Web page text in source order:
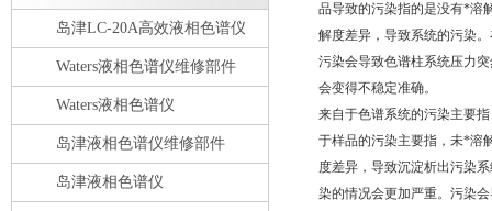
岛津LC-20A高效液相色谱仪
Waters液相色谱仪维修部件
Waters液相色谱仪
岛津液相色谱仪维修部件
岛津液相色谱仪
品导致的污染指的是没有*溶
解度差异，导致系统的污染
污染会导致色谱柱系统压力
会变得不稳定准确。
来自于色谱系统的污染主要
于样品的污染主要指，未*溶
度差异，导致沉淀析出污染
染的情况会更加严重。污染